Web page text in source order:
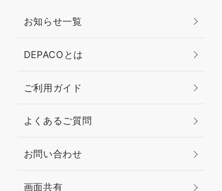
お知らせ一覧
DEPACOとは
ご利用ガイド
よくあるご質問
お問い合わせ
画面共有